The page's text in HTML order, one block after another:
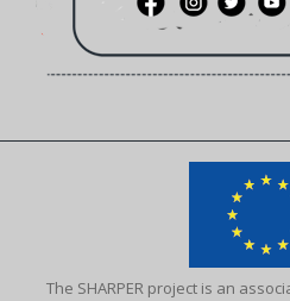
The SHARPER project is an